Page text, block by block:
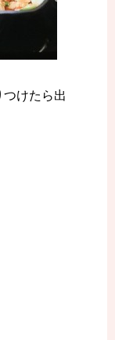
けたら出